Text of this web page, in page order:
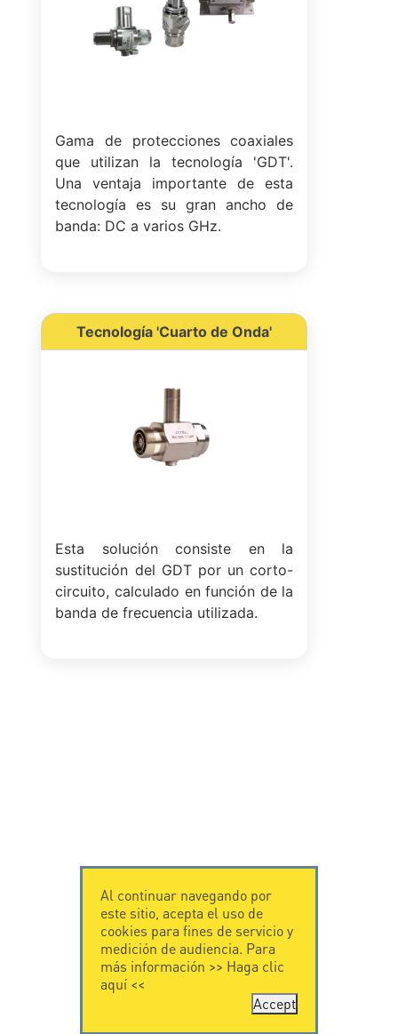
Gama de protecciones coaxiales
que utilizan la tecnología 'GDT'.
Una ventaja importante de esta
tecnología es su gran ancho de
banda: DC a varios GHz.
Tecnología 'Cuarto de Onda'
Esta solución consiste en la
sustitución del GDT por un corto-
circuito, calculado en función de la
banda de frecuencia utilizada.
Al continuar navegando por
este sitio, acepta el uso de
cookies para fines de servicio y
medición de audiencia. Para
más información >> Haga clic
aquí<<
Accept